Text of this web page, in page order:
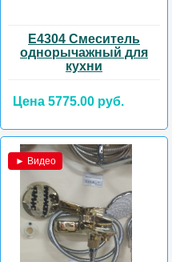
E4304 Смеситель
однорычажный для
кухни
Цена 5775.00 руб.
► Видео